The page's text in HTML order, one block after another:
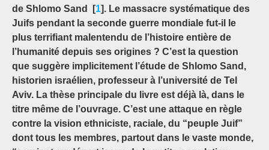
de Shlomo Sand [1]. Le massacre systématique des
Juifs pendant la seconde guerre mondiale fut-il le
plus terrifiant malentendu de l’histoire entière de
l’humanité depuis ses origines ? C’est la question
que suggère implicitement l’étude de Shlomo Sand,
historien israélien, professeur à l’université de Tel
Aviv. La thèse principale du livre est déjà là, dans le
titre même de l’ouvrage. C’est une attaque en règle
contre la vision ethniciste, raciale, du “peuple Juif”
dont tous les membres, partout dans le vaste monde,